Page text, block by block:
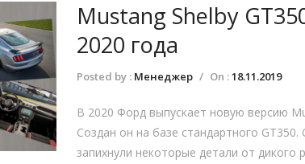
Mustang Shelby
2020 года
Posted by : Менеджер / On :18.11.2019
В 2020 Форд выпускает новую версию
Создан он на базе стандартного GT350.
запихнули некоторые детали от дикого